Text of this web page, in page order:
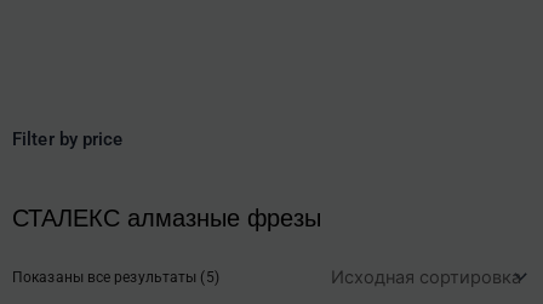
Filter by price
СТАЛЕКС алмазные фрезы
Показаны все результаты (5)